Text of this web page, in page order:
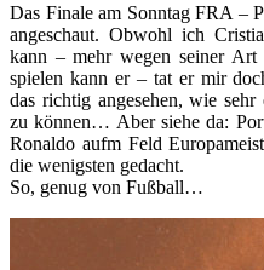
Das Finale am Sonntag FRA –
angeschaut. Obwohl ich
kann – mehr wegen seiner Art
spielen kann er – tat er mir
das richtig angesehen, wie
zu können… Aber siehe da:
Ronaldo aufm Feld
die wenigsten gedacht.
So, genug von Fußball…